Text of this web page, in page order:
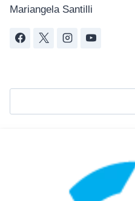
Mariangela Santilli